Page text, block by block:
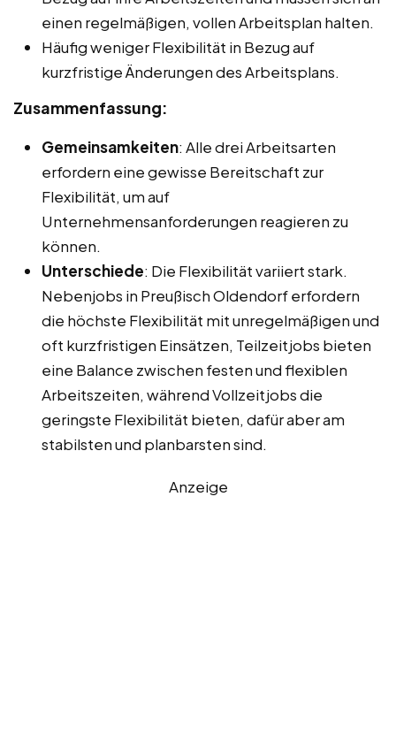
einen regelmäßigen, vollen Arbeitsplan halten.
Häufig weniger Flexibilität in Bezug auf
kurzfristige Änderungen des Arbeitsplans.
Zusammenfassung:
Gemeinsamkeiten: Alle drei Arbeitsarten
erfordern eine gewisse Bereitschaft zur
Flexibilität, um auf
Unternehmensanforderungen reagieren zu
können.
Unterschiede: Die Flexibilität variiert stark.
Nebenjobs in Preußisch Oldendorf erfordern
die höchste Flexibilität mit unregelmäßigen und
oft kurzfristigen Einsätzen, Teilzeitjobs bieten
eine Balance zwischen festen und flexiblen
Arbeitszeiten, während Vollzeitjobs die
geringste Flexibilität bieten, dafür aber am
stabilsten und planbarsten sind.
Anzeige